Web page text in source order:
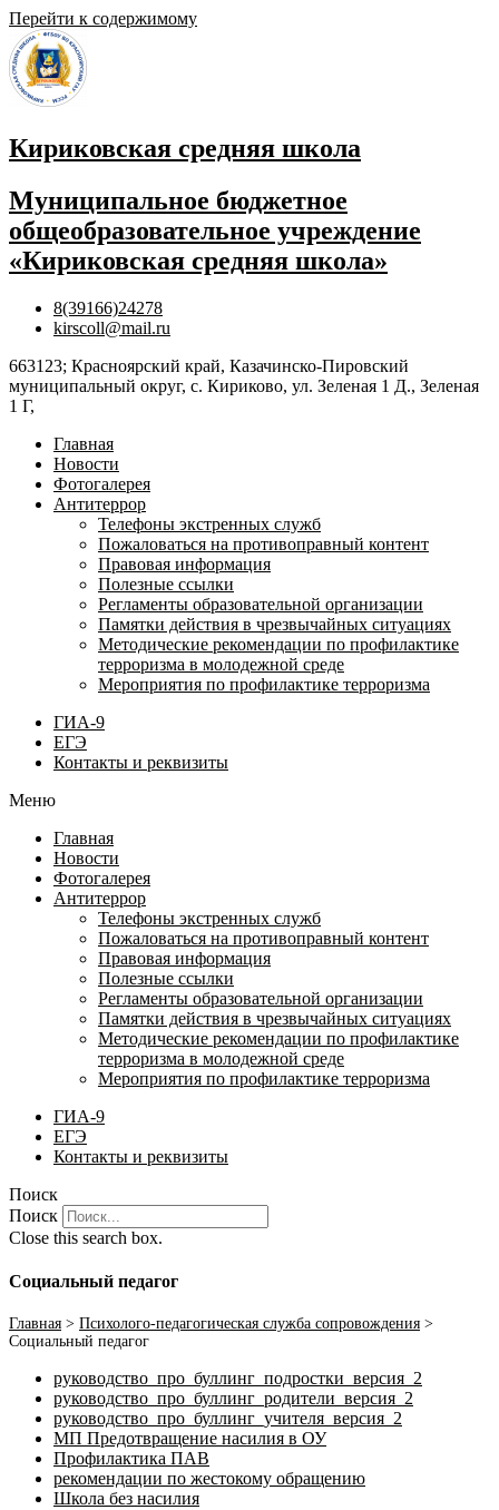
Перейти к содержимому
Кириковская средняя школа
Муниципальное бюджетное
общеобразовательное учреждение
«Кириковская средняя школа»
8(39166)24278
kirscoll@mail.ru
663123; Красноярский край, Казачинско-Пировский
муниципальный округ, с. Кириково, ул. Зеленая 1 Д., Зеленая
1 Г,
Главная
Новости
Фотогалерея
Антитеррор
Телефоны экстренных служб
Пожаловаться на противоправный контент
Правовая информация
Полезные ссылки
Регламенты образовательной организации
Памятки действия в чрезвычайных ситуациях
Методические рекомендации по профилактике
терроризма в молодежной среде
Мероприятия по профилактике терроризма
ГИА-9
ЕГЭ
Контакты и реквизиты
Меню
Главная
Новости
Фотогалерея
Антитеррор
Телефоны экстренных служб
Пожаловаться на противоправный контент
Правовая информация
Полезные ссылки
Регламенты образовательной организации
Памятки действия в чрезвычайных ситуациях
Методические рекомендации по профилактике
терроризма в молодежной среде
Мероприятия по профилактике терроризма
ГИА-9
ЕГЭ
Контакты и реквизиты
Поиск
Поиск
Close this search box.
Социальный педагог
Главная > Психолого-педагогическая служба сопровождения >
Социальный педагог
руководство_про_буллинг_подростки_версия_2
руководство_про_буллинг_родители_версия_2
руководство_про_буллинг_учителя_версия_2
МП Предотвращение насилия в ОУ
Профилактика ПАВ
рекомендации по жестокому обращению
Школа без насилия